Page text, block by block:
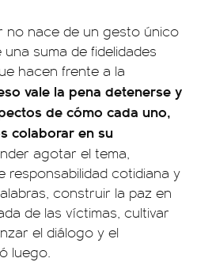
no nace de un gesto único
suma de fidelidades
hacen frente a la
vale la pena detenerse y
de cómo cada uno,
colaborar en su
agotar el tema,
responsabilidad cotidiana y
construir la paz en
de las víctimas, cultivar
el diálogo y el
luego.